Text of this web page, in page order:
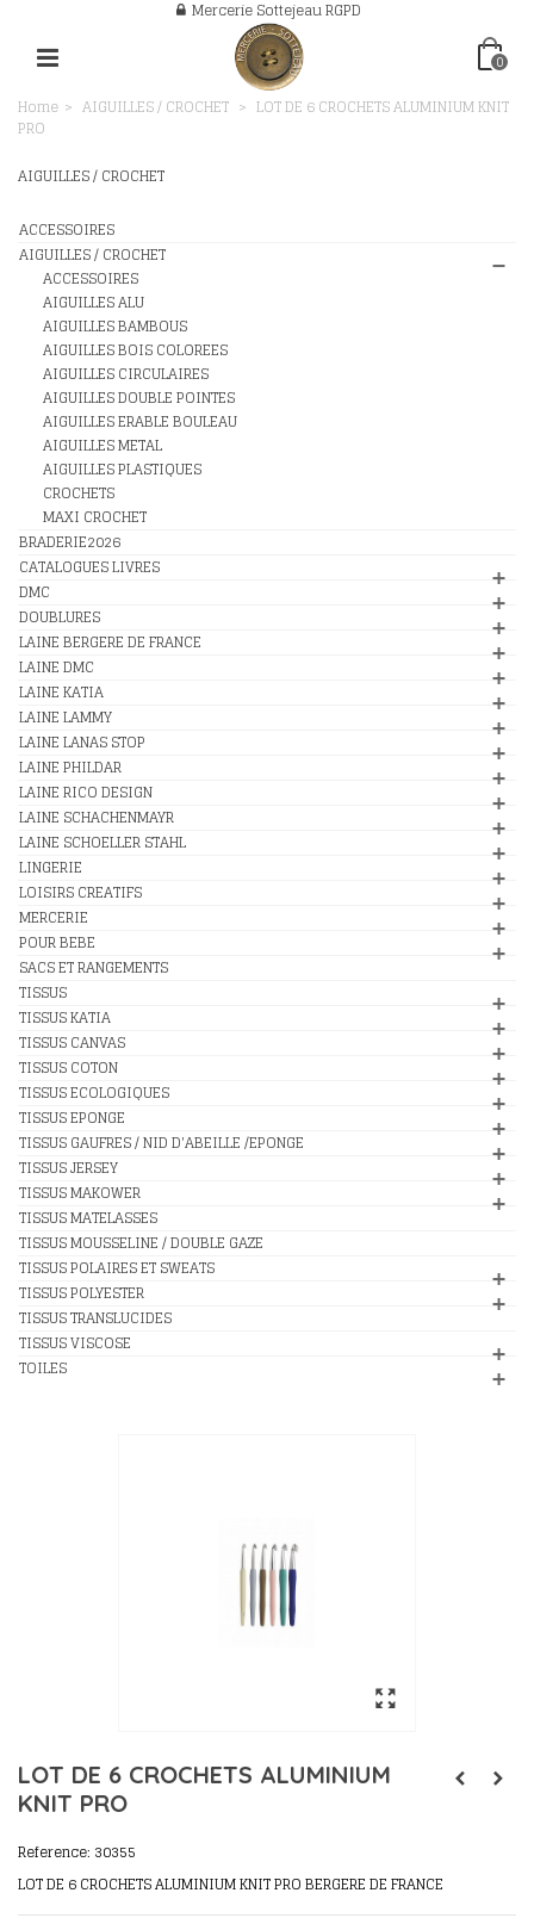
Mercerie Sottejeau RGPD
0
Home > AIGUILLES / CROCHET > LOT DE 6 CROCHETS ALUMINIUM KNIT
PRO
AIGUILLES / CROCHET
ACCESSOIRES
AIGUILLES / CROCHET
ACCESSOIRES
AIGUILLES ALU
AIGUILLES BAMBOUS
AIGUILLES BOIS COLOREES
AIGUILLES CIRCULAIRES
AIGUILLES DOUBLE POINTES
AIGUILLES ERABLE BOULEAU
AIGUILLES METAL
AIGUILLES PLASTIQUES
CROCHETS
MAXI CROCHET
BRADERIE2026
CATALOGUES LIVRES
DMC
DOUBLURES
LAINE BERGERE DE FRANCE
LAINE DMC
LAINE KATIA
LAINE LAMMY
LAINE LANAS STOP
LAINE PHILDAR
LAINE RICO DESIGN
LAINE SCHACHENMAYR
LAINE SCHOELLER STAHL
LINGERIE
LOISIRS CREATIFS
MERCERIE
POUR BEBE
SACS ET RANGEMENTS
TISSUS
TISSUS KATIA
TISSUS CANVAS
TISSUS COTON
TISSUS ECOLOGIQUES
TISSUS EPONGE
TISSUS GAUFRES / NID D'ABEILLE /EPONGE
TISSUS JERSEY
TISSUS MAKOWER
TISSUS MATELASSES
TISSUS MOUSSELINE / DOUBLE GAZE
TISSUS POLAIRES ET SWEATS
TISSUS POLYESTER
TISSUS TRANSLUCIDES
TISSUS VISCOSE
TOILES
LOT DE 6 CROCHETS ALUMINIUM
KNIT PRO
Reference: 30355
LOT DE 6 CROCHETS ALUMINIUM KNIT PRO BERGERE DE FRANCE